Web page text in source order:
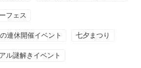
フェス
連休開催イベント 七夕まつり
ル謎解きイベント